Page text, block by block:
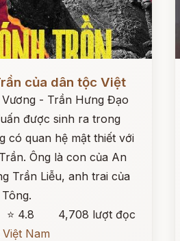
của dân tộc Việt
- Trần Hưng Đạo
được sinh ra trong
có quan hệ mật thiết với
Ông là con của An
Trần Liễu, anh trai của
⭐ 4.8
4,708 lượt đọc
Nam